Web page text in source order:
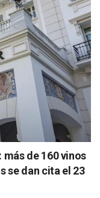
de 160 vinos
se dan cita el 23